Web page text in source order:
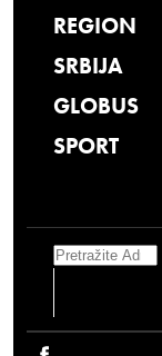
REGION
SRBIJA
GLOBUS
SPORT
Search